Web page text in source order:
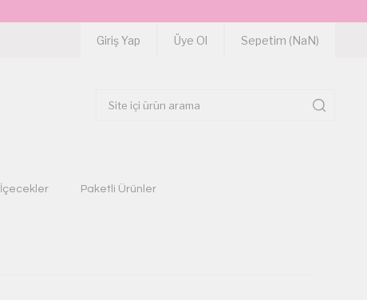
Giriş Yap Üye Ol Sepetim (NaN)
İçecekler Paketli Ürünler